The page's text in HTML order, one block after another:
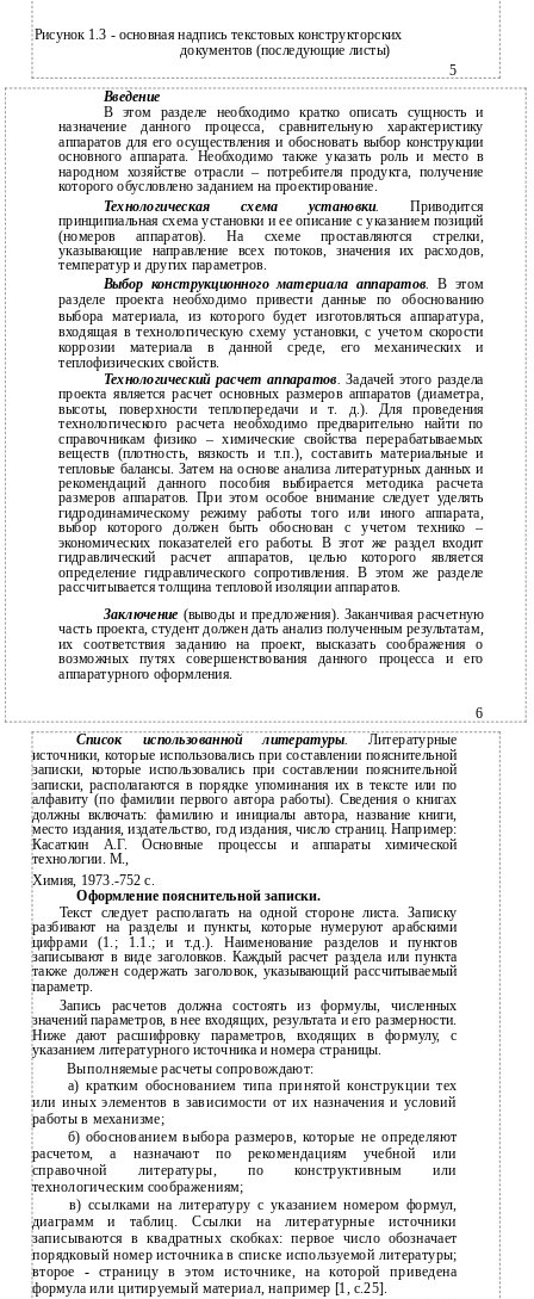
Рисунок 1.3 - основная надпись текстовых конструкторских
документов (последующие листы)
5
Введение
В этом разделе необходимо кратко описать сущность и
назначение данного процесса, сравнительную характеристику
аппаратов для его осуществления и обосновать выбор конструкции
основного аппарата. Необходимо также указать роль и место в
народном хозяйстве отрасли – потребителя продукта, получение
которого обусловлено заданием на проектирование.
Технологическая схема установки.Приводится
принципиальная схема установки и ее описание с указанием позиций
(номеров аппаратов). На схеме проставляются стрелки,
указывающие направление всех потоков, значения их расходов,
температур и других параметров.
Выбор конструкционного материала аппаратов.В этом
разделе проекта необходимо привести данные по обоснованию
выбора материала, из которого будет изготовляться аппаратура,
входящая в технологическую схему установки, с учетом скорости
коррозии материала в данной среде, его механических и
теплофизических свойств.
Технологический расчет аппаратов .Задачей этого раздела
проекта является расчет основных размеров аппаратов (диаметра,
высоты, поверхности теплопередачи и т. д.). Для проведения
технологического расчета необходимо предварительно найти по
справочникам физико – химические свойства перерабатываемых
веществ (плотность, вязкость и т.п.), составить материальные и
тепловые балансы. Затем на основе анализа литературных данных и
рекомендаций данного пособия выбирается методика расчета
размеров аппаратов. При этом особое внимание следует уделять
гидродинамическому режиму работы того или иного аппарата,
выбор которого должен быть обоснован с учетом технико –
экономических показателей его работы. В этот же раздел входит
гидравлический расчет аппаратов, целью которого является
определение гидравлического сопротивления. В этом же разделе
рассчитывается толщина тепловой изоляции аппаратов.
Заключение (выводы и предложения). Заканчивая расчетную
часть проекта, студент должен дать анализ полученным результатам,
их соответствия заданию на проект, высказать соображения о
возможных путях совершенствования данного процесса и его
аппаратурного оформления.
6
Список использованной литературы.Литературные
источники, которые использовались при составлении пояснительной
записки, которые использовались при составлении пояснительной
записки, располагаются в порядке упоминания их в тексте или по
алфавиту (по фамилии первого автора работы). Сведения о книгах
должны включать: фамилию и инициалы автора, название книги,
место издания, издательство, год издания, число страниц. Например:
Касаткин А.Г. Основные процессы и аппараты химической
технологии. М.,
Химия, 1973.-752 с.
Оформление пояснительной записки.
Текст следует располагать на одной стороне листа. Записку
разбивают на разделы и пункты, которые нумеруют арабскими
цифрами (1.; 1.1.; и т.д.). Наименование разделов и пунктов
записывают в виде заголовков. Каждый расчет раздела или пункта
также должен содержать заголовок, указывающий рассчитываемый
параметр.
Запись расчетов должна состоять из формулы, численных
значений параметров, в нее входящих, результата и его размерности.
Ниже дают расшифровку параметров, входящих в формулу, с
указанием литературного источника и номера страницы.
Выполняемые расчеты сопровождают:
а) кратким обоснованием типа принятой конструкции тех
или иных элементов в зависимости от их назначения и условий
работы в механизме;
б) обоснованием выбора размеров, которые не определяют
расчетом, а назначают по рекомендациям учебной или
справочной литературы, по конструктивным или
технологическим соображениям;
в) ссылками на литературу с указанием номером формул,
диаграмм и таблиц. Ссылки на литературные источники
записываются в квадратных скобках: первое число обозначает
порядковый номер источника в списке используемой литературы;
второе - страницу в этом источнике, на которой приведена
формула или цитируемый материал, например [1, с.25].